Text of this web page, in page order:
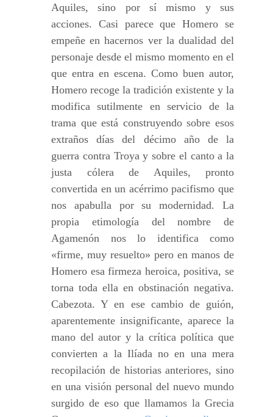
Aquiles, sino por sí mismo y sus
acciones. Casi parece que Homero se
empeñe en hacernos ver la dualidad del
personaje desde el mismo momento en el
que entra en escena. Como buen autor,
Homero recoge la tradición existente y la
modifica sutilmente en servicio de la
trama que está construyendo sobre esos
extraños días del décimo año de la
guerra contra Troya y sobre el canto a la
justa cólera de Aquiles, pronto
convertida en un acérrimo pacifismo que
nos apabulla por su modernidad. La
propia etimología del nombre de
Agamenón nos lo identifica como
«firme, muy resuelto» pero en manos de
Homero esa firmeza heroica, positiva, se
torna toda ella en obstinación negativa.
Cabezota. Y en ese cambio de guión,
aparentemente insignificante, aparece la
mano del autor y la crítica política que
convierten a la Ilíada no en una mera
recopilación de historias anteriores, sino
en una visión personal del nuevo mundo
surgido de eso que llamamos la Grecia